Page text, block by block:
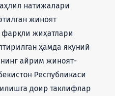
натижалари
жиноят
жиҳатлари
ҳамда якуний
айрим жиноят-
Республикаси
доир таклифлар